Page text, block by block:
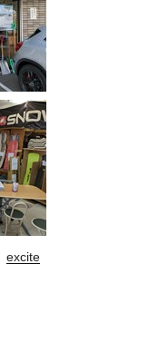
excite